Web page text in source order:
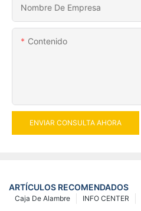
Nombre De Empresa
Contenido
ENVIAR CONSULTA AHORA
ARTÍCULOS RECOMENDADOS
INFO CENTER
Caja De Alambre